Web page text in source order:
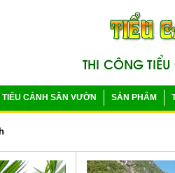
TIỂU CẢNH SÂN VƯỜN SẢN PHẨM